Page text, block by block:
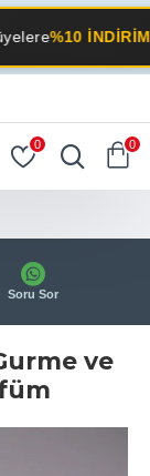
İNDİRİM!
0 0
Soru Sor
ve